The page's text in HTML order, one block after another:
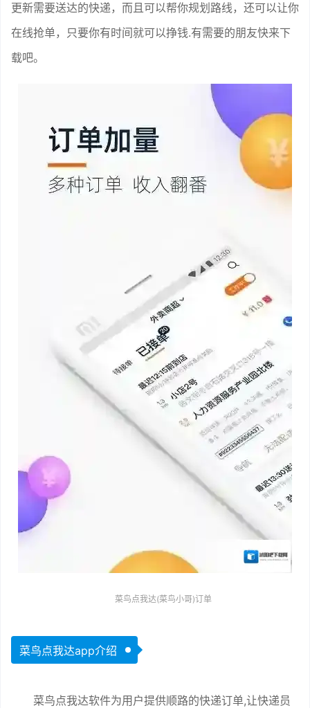
更新需要送达的快递，而且可以帮你规划路线，还可以让你
在线抢单，只要你有时间就可以挣钱.有需要的朋友快来下
载吧。
菜鸟点我达(菜鸟小哥)订单
菜鸟点我达app介绍
菜鸟点我达软件为用户提供顺路的快递订单,让快递员